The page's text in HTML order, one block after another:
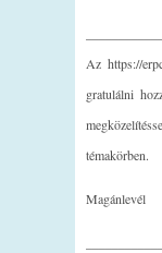
Az https://
gratulálni
témakörben.
Magánlevél